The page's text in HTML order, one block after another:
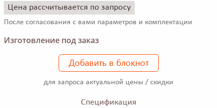
Цена рассчитывается по запросу
После согласования с вами параметров и комплектации
Изготовление под заказ
Добавить в блокнот
для запроса актуальной цены / скидки
Спецификация